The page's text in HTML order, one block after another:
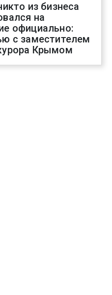
из бизнеса
на
официально:
с заместителем
Крымом